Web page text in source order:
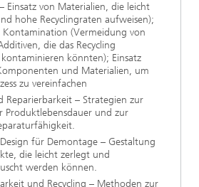
Einsatz von Materialien, die leicht
hohe Recyclingraten aufweisen);
(Vermeidung von
die das Recycling
könnten); Einsatz
und Materialien, um
zu vereinfachen
Reparierbarkeit – Strategien zur
Produktlebensdauer und zur
für Demontage – Gestaltung
die leicht zerlegt und
werden können.
und Recycling – Methoden zur